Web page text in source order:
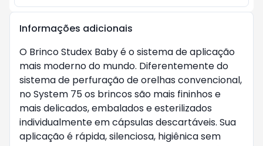
Informações adicionais
O Brinco Studex Baby é o sistema de aplicação
mais moderno do mundo. Diferentemente do
sistema de perfuração de orelhas convencional,
no System 75 os brincos são mais fininhos e
mais delicados, embalados e esterilizados
individualmente em cápsulas descartáveis. Sua
aplicação é rápida, silenciosa, higiênica sem